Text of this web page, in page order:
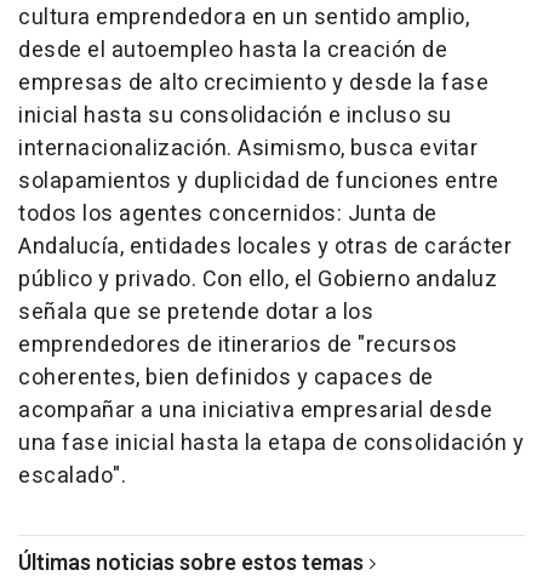
cultura emprendedora en un sentido amplio,
desde el autoempleo hasta la creación de
empresas de alto crecimiento y desde la fase
inicial hasta su consolidación e incluso su
internacionalización. Asimismo, busca evitar
solapamientos y duplicidad de funciones entre
todos los agentes concernidos: Junta de
Andalucía, entidades locales y otras de carácter
público y privado. Con ello, el Gobierno andaluz
señala que se pretende dotar a los
emprendedores de itinerarios de "recursos
coherentes, bien definidos y capaces de
acompañar a una iniciativa empresarial desde
una fase inicial hasta la etapa de consolidación y
escalado".
Últimas noticias sobre estos temas